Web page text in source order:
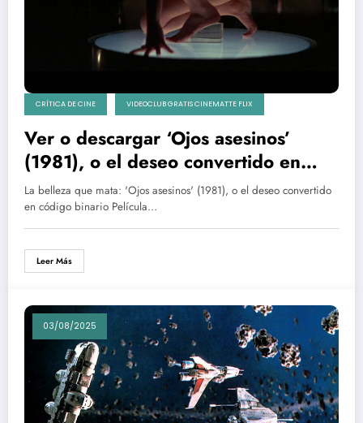
CRÍTICA DE CINE VIDEOCLUB GRATIS CINEMATTE FLIX
Ver o descargar ‘Ojos asesinos’
(1981), o el deseo convertido en
código binario
La belleza que mata: 'Ojos asesinos' (1981), o el deseo convertido
en código binario Película…
Leer Más
03/08/2025